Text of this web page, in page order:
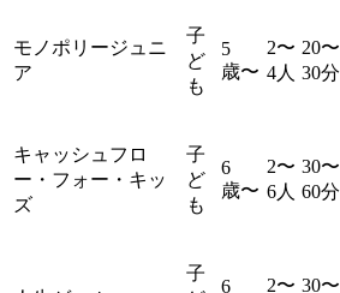
モノポリージュニ
ア
子
ど
も
5
歳〜
2〜
4人
20〜
30分
キャッシュフロ
ー・フォー・キッ
ズ
子
ど
も
6
歳〜
2〜
6人
30〜
60分
子
6
2〜 30〜